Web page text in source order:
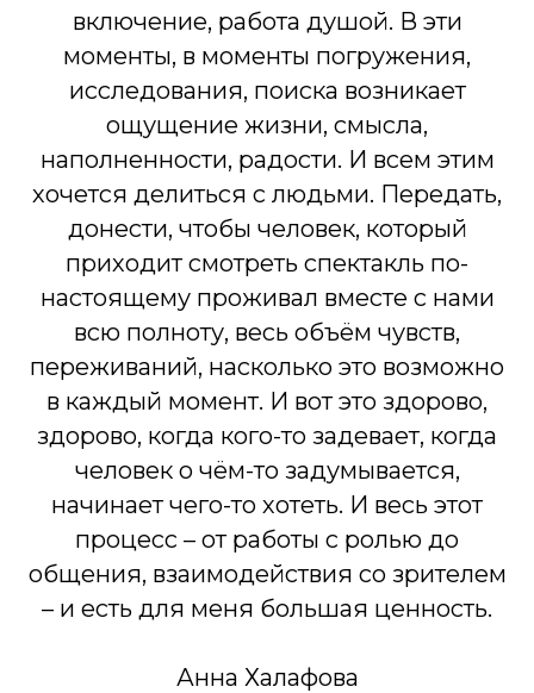
включение, работа душой. В эти
моменты, в моменты погружения,
исследования, поиска возникает
ощущение жизни, смысла,
наполненности, радости. И всем этим
хочется делиться с людьми. Передать,
донести, чтобы человек, который
приходит смотреть спектакль по-
настоящему проживал вместе с нами
всю полноту, весь объём чувств,
переживаний, насколько это возможно
в каждый момент. И вот это здорово,
здорово, когда кого-то задевает, когда
человек о чём-то задумывается,
начинает чего-то хотеть. И весь этот
процесс – от работы с ролью до
общения, взаимодействия со зрителем
– и есть для меня большая ценность.
Анна Халафова